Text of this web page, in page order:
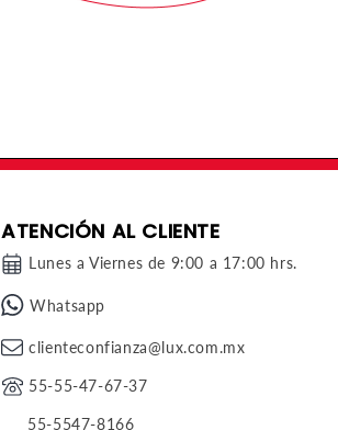
ATENCIÓN AL CLIENTE
Lunes a Viernes de 9:00 a 17:00 hrs.
Whatsapp
clienteconfianza@lux.com.mx
55-55-47-67-37
55-5547-8166